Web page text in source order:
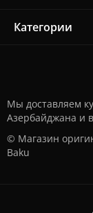
Категории
Мы доставляем
Азербайджана и
© Магазин
Baku